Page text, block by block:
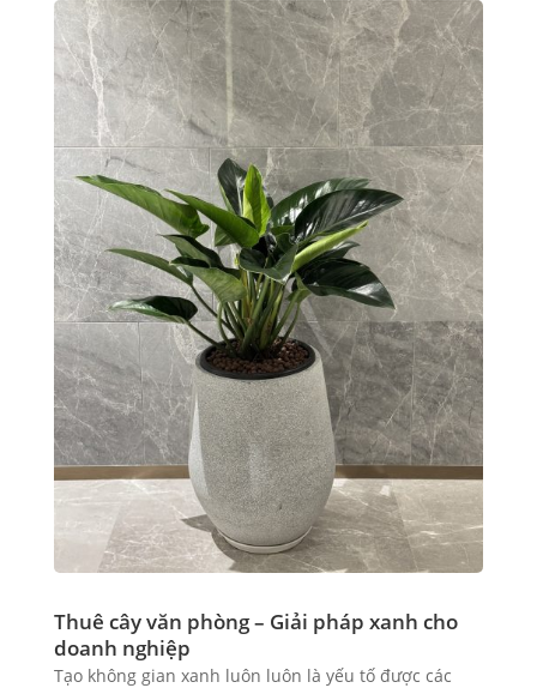
Thuê cây văn phòng – Giải pháp xanh cho
doanh nghiệp
Tạo không gian xanh luôn luôn là yếu tố được các